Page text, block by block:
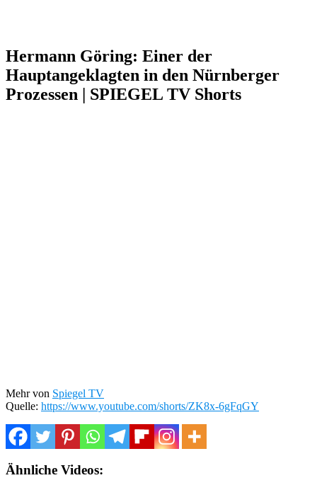
Hermann Göring: Einer der
Hauptangeklagten in den Nürnberger
Prozessen | SPIEGEL TV Shorts
Mehr von Spiegel TV
Quelle: https://www.youtube.com/shorts/ZK8x-6gFqGY
Ähnliche Videos: